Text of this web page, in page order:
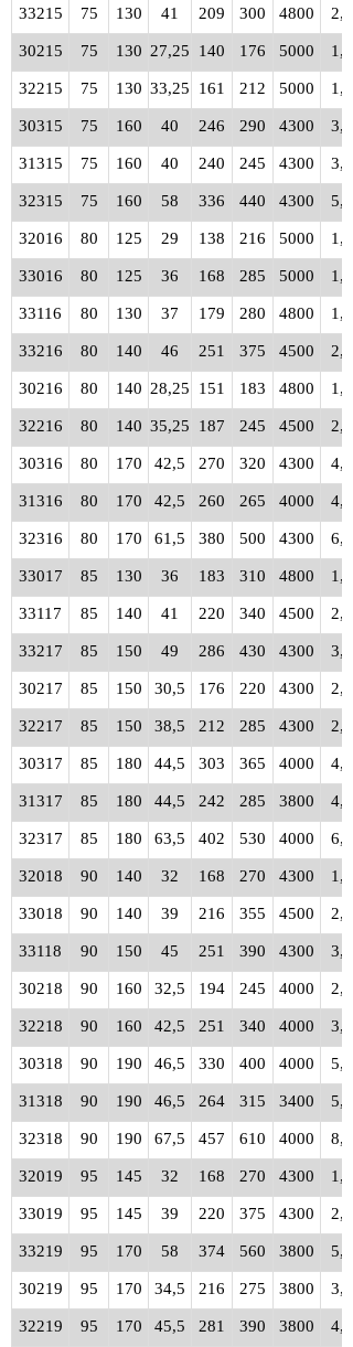
33215 75 130 41 209 300 4800 2,25
30215 75 130 27,25 140 176 5000 1,40
32215 75 130 33,25 161 212 5000 1,70
30315 75 160 40 246 290 4300 3,45
31315 75 160 40 240 245 4300 3,50
32315 75 160 58 336 440 4300 5,20
32016 80 125 29 138 216 5000 1,30
33016 80 125 36 168 285 5000 1,65
33116 80 130 37 179 280 4800 1,90
33216 80 140 46 251 375 4500 2,90
30216 80 140 28,25 151 183 4800 1,60
32216 80 140 35,25 187 245 4500 2,05
30316 80 170 42,5 270 320 4300 4,10
31316 80 170 42,5 260 265 4000 4,05
32316 80 170 61,5 380 500 4300 6,20
33017 85 130 36 183 310 4800 1,75
33117 85 140 41 220 340 4500 2,45
33217 85 150 49 286 430 4300 3,70
30217 85 150 30,5 176 220 4300 2,05
32217 85 150 38,5 212 285 4300 2,60
30317 85 180 44,5 303 365 4000 4,85
31317 85 180 44,5 242 285 3800 4,60
32317 85 180 63,5 402 530 4000 6,85
32018 90 140 32 168 270 4300 1,75
33018 90 140 39 216 355 4500 2,20
33118 90 150 45 251 390 4300 3,10
30218 90 160 32,5 194 245 4000 2,55
32218 90 160 42,5 251 340 4000 3,35
30318 90 190 46,5 330 400 4000 5,65
31318 90 190 46,5 264 315 3400 5,90
32318 90 190 67,5 457 610 4000 8,40
32019 95 145 32 168 270 4300 1,80
33019 95 145 39 220 375 4300 2,30
33219 95 170 58 374 560 3800 5,50
30219 95 170 34,5 216 275 3800 3,00
32219 95 170 45,5 281 390 3800 4,05